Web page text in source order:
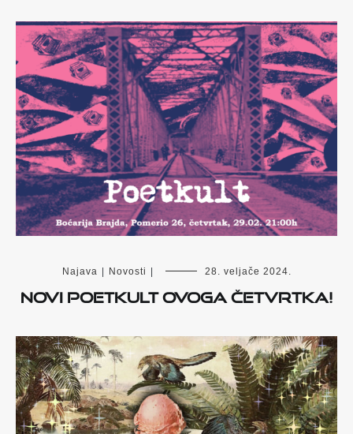
Najava Novosti 28. veljače 2024.
Novi Poetkult ovoga četvrtka!